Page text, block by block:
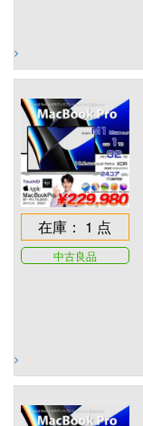
在庫： 1 点
中古良品